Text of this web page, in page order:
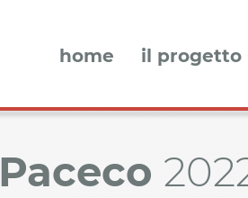
home il progetto
Paceco